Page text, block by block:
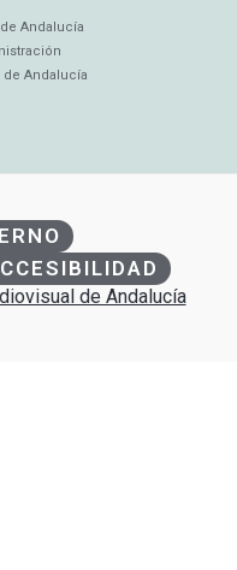
Andalucía
de Andalucía
de Andalucía